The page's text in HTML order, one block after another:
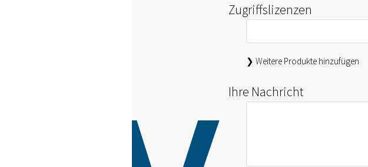
Zugriffslizenzen
❯ Weitere Produkte hinzufügen
Ihre Nachricht